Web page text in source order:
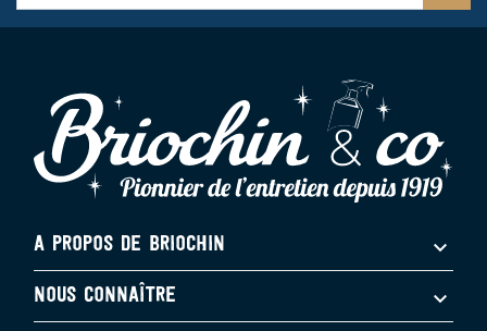
A PROPOS DE BRIOCHIN
NOUS CONNAÎTRE